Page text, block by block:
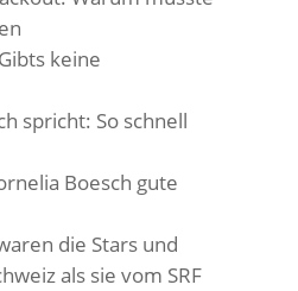
keine
spricht: So schnell
Boesch gute
die Stars und
als sie vom SRF